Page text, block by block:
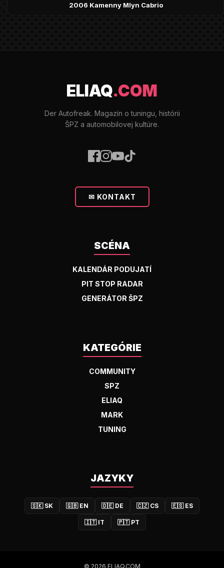
2006 Kamenny Mlyn Cabrio
ELIAQ.COM
Der Autofreak. Magazín o tuningu, histórii
ŠPZ a automobilovej kultúre.
✉ KONTAKT
SCÉNA
KALENDÁR PODUJATÍ
PIT STOP RADAR
GENERÁTOR ŠPZ
KATEGÓRIE
COMMUNITY
SPZ
ELIAQ
MARK
TUNING
JAZYKY
🇸🇰 SK 🇬🇧 EN 🇩🇪 DE 🇨🇿 CS 🇪🇸 ES
🇮🇹 IT 🇵🇹 PT
© 2026 ELIAQ.COM